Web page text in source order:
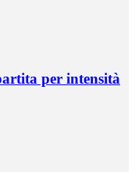
per intensità